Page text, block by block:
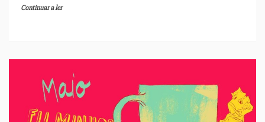
Continuar a ler